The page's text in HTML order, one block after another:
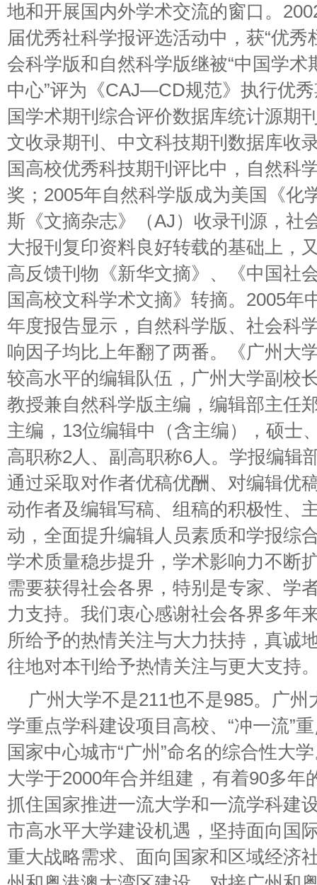
地和开展国内外学术交流的窗口。
届优秀社科学报评选活动中，获“优秀
会科学版和自然科学版继被“中国学
中心”评为《CAJ—CD规范》执行优
国学术期刊综合评价数据库统计源期
文收录期刊、中文科技期刊数据库收
国高校优秀科技期刊评比中，自然科
奖；2005年自然科学版成为美国《化
斯《文摘杂志》（AJ）收录刊源，社
大报刊复印资料良好转载的基础上，
高反馈刊物《新华文摘》、《中国社
国高校文科学术文摘》转摘。2005年
年度报告显示，自然科学版、社会科
响因子均比上年翻了两番。《广州大
较高水平的编辑队伍，广州大学副校
教授兼自然科学版主编，编辑部主任
主编，13位编辑中（含主编），硕士
高职称2人、副高职称6人。学报编辑
通过采取对作者优稿优酬、对编辑优
动作者及编辑写稿、组稿的积极性、
动，全面提升编辑人员素质和学报综
学术质量稳步提升，学术影响力不断
需要获得社会各界，特别是专家、学
力支持。我们衷心感谢社会各界多年
所给予的热情关注与大力扶持，真诚
往地对本刊给予热情关注与更大支持
广州大学不是211也不是985。广
学重点学科建设项目高校、“冲一流”
国家中心城市“广州”命名的综合性大
大学于2000年合并组建，有着90多年
抓住国家推进一流大学和一流学科建
市高水平大学建设机遇，坚持面向国
重大战略需求、面向国家和区域经济